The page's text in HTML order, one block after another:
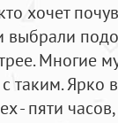
хочет
выбрали
Многие
таким.
- пяти